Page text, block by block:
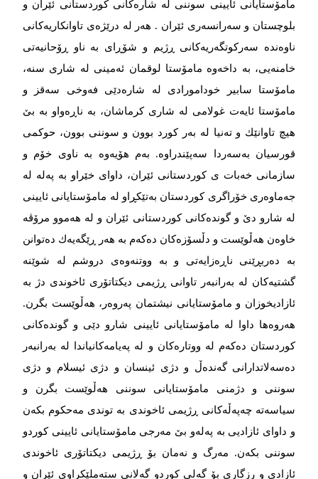
مامۆستایانی ئایینی سوننی لە شارەكانی كوردستانی ئێران و
بلوچستان و سەرانسەری ئێران . هەر لە درێژەی تاوانكاریەكانی
ناوەندە سەركوتگەریەكانی ڕژیم و شۆڕای بە ناو ڕۆحانیەتی
خامنەیی، بە داخەوە مامۆستا لوقمان ئەمینی لە شاری سنە،
مامۆستا سابیر خودامورادی لە شارەدێی فەوخی سەقز و
مامۆستا ئایەت غولامی لە شاری كرماشان، بە ناڕەواو بە بێ‌
هیچ تاوانێك و تەنیا لە بەر كورد بوون و سوننی بوون، حوكمی
قورسیان بەسەردا سەپێندراوە. بەم هۆیەوە بە ناوی خۆم و
سازمانی خەبات ی كوردستانی ئێران، داوای خێراو بە پەلە لە
جەماوەری خۆراگری كوردستان بەتێكڕاو لە مامۆستایانی ئایینی
لە شارو دێ‌ و گوندەكانی كوردستانی ئێران و لە هەموو مرۆڤە
خاوەن هەڵوێست و دڵسۆزەكان دەكەم بە هەر ڕێگەیەك دەتوانن
بە دەربڕێنی ناڕەزایەتی و بە ووتنەوەی دروشم لە شوێنە
گشتیەكان لە بەرانبەر تاوانی ڕژیمی دیكتاتۆری ئاخوندی دژ به
ئازادیخوزان و مامۆستایانی نیشتمان پەروەر، هەڵوێست بگرن.
هەروەها داوا لە مامۆستایانی ئایینی شارو دێی و گوندەكانی
كوردستان دەكەم لە ووتارەكان و لە پەیامەكانیاندا لە بەرانبەر
دەسەلاتدارانی گەندەڵ و دژی ئینسان و دژی ئیسلام و دژی
سوننی و دژمنی مامۆستایانی سوننی هەڵوێست بگرن و
سیاسەتە چەپەڵەكانی ڕژیمی ئاخوندی بە توندی مەحكوم بكەن
و داوای ئازادیی بە پەلەو بێ‌ مەرجی مامۆستایانی ئایینی كوردو
سوننی بكەن. مەرگ و نەمان بۆ ڕژیمی دیكتاتۆری ئاخوندی
ئازادی و رزگاری بۆ گەلی كوردو گەلانی ستەملێكراوی ئێران و